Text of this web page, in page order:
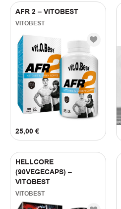
AFR 2 – VITOBEST
VITOBEST
25,00 €
HELLCORE
(90VEGECAPS) –
VITOBEST
VITOBEST